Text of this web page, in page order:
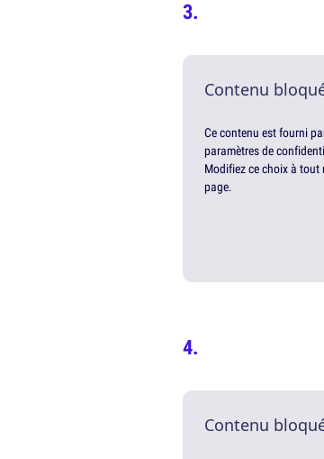
Contenu
Ce contenu est fourni
paramètres de
Modifiez ce choix à tout
page.
Contenu